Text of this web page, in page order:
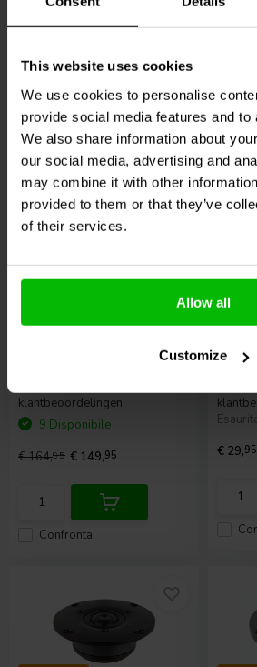
This website uses cookies
We use cookies to personalise
provide social media features and to
We also share information about
our social media, advertising and
may combine it with other
provided to them or that they’ve
of their services.
Allow all
Customize
klantbeoordelingen
Confronta
1 Disponibile
€ 179, 95
2
3/4" | 4 Ω
Illuminator
R2004/602000 Tweeter
klantbeoordelingen
Confronta
9 Disponibile
€ 164,95 € 149,95
1" |
€ 29,95